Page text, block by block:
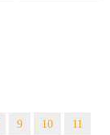
9 10
11